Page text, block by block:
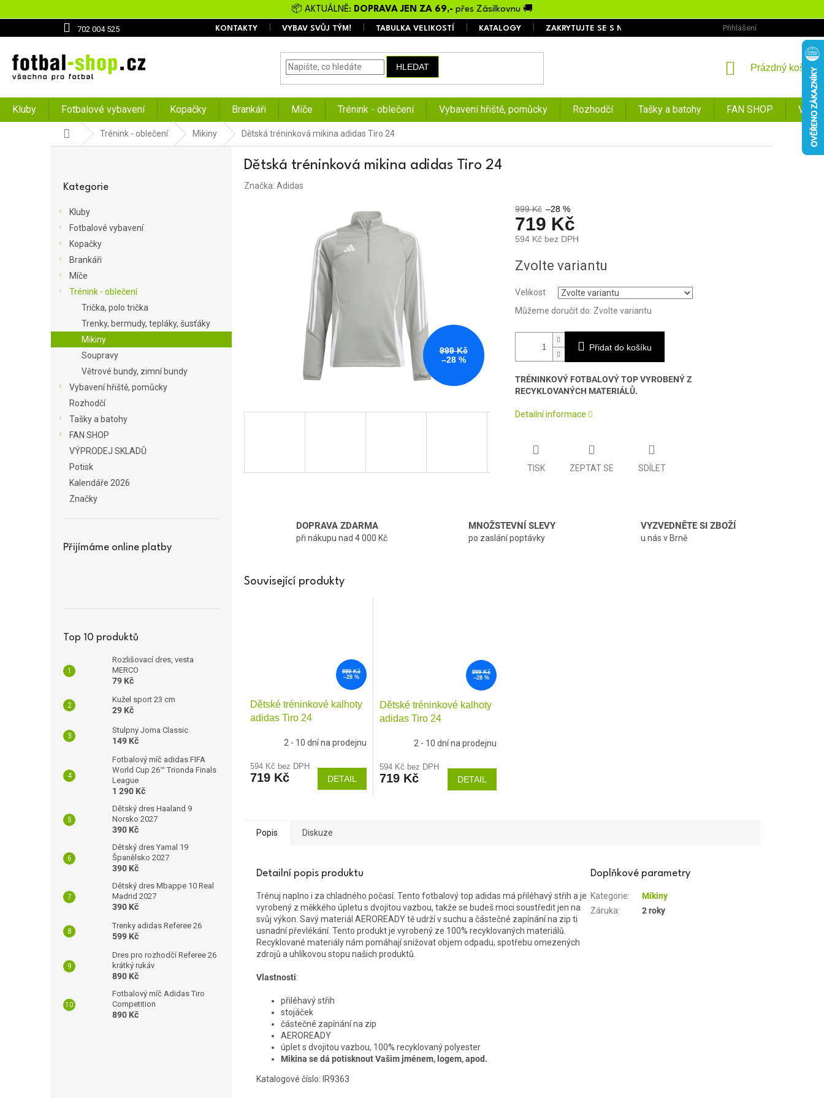
na
📦 AKTUÁLNĚ: DOPRAVA JEN ZA 69,- přes Zásilkovnu 🚚
702 004 525 KONTAKTY VYBAV SVŮJ TÝM! TABULKA VELIKOSTÍ KATALOGY ZAKRYTUJTE SE S NÁMI OBCHODNÍ PODMÍNKY
Přihlášení
HLEDAT
NÁKUPNÍ
Prázdný košík
Kluby Fotbalové vybavení Kopačky Brankáři Míče Trénink - oblečení Vybavení hřiště, pomůcky Rozhodčí Tašky a batohy FAN SHOP
Domů Trénink - oblečení Mikiny Dětská tréninková mikina adidas Tiro 24
kategorie
Kategorie
Kluby
Fotbalové vybavení
Kopačky
Brankáři
Míče
Trénink - oblečení
Trička, polo trička
Trenky, bermudy, tepláky, šusťáky
Mikiny
Soupravy
Větrové bundy, zimní bundy
Vybavení hřiště, pomůcky
Rozhodčí
Tašky a batohy
FAN SHOP
VÝPRODEJ SKLADŮ
Potisk
Kalendáře 2026
Značky
Přijímáme online platby
Top 10 produktů
Rozlišovací dres, vesta
MERCO
79 Kč
Kužel sport 23 cm
29 Kč
Stulpny Joma Classic
149 Kč
Fotbalový míč adidas FIFA
World Cup 26™ Trionda Finals
League
1 290 Kč
Dětský dres Haaland 9
Norsko 2027
390 Kč
Dětský dres Yamal 19
Španělsko 2027
390 Kč
Dětský dres Mbappe 10 Real
Madrid 2027
390 Kč
Trenky adidas Referee 26
599 Kč
Dres pro rozhodčí Referee 26
krátký rukáv
890 Kč
Fotbalový míč Adidas Tiro
Competition
890 Kč
Dětská tréninková mikina adidas Tiro 24
Značka: Adidas
999 Kč
–28 %
999 Kč –28 %
719 Kč
594 Kč bez DPH
cena:
Zvolte variantu
Velikost
Můžeme doručit do: Zvolte variantu
Přidat do košíku
TRÉNINKOVÝ FOTBALOVÝ TOP VYROBENÝ Z
RECYKLOVANÝCH MATERIÁLŮ.
Detailní informace
TISK ZEPTAT SE SDÍLET
DOPRAVA ZDARMA
při nákupu nad 4 000 Kč
MNOŽSTEVNÍ SLEVY
po zaslání poptávky
VYZVEDNĚTE SI ZBOŽÍ
u nás v Brně
Související produkty
999 Kč
–28 %
Dětské tréninkové kalhoty
adidas Tiro 24
2 - 10 dní na prodejnu
594 Kč bez DPH
719 Kč DETAIL
999 Kč
–28 %
Dětské tréninkové kalhoty
adidas Tiro 24
2 - 10 dní na prodejnu
594 Kč bez DPH
719 Kč DETAIL
Popis Diskuze
Detailní popis produktu
Trénuj naplno i za chladného počasí. Tento fotbalový top adidas má přiléhavý střih a je
vyrobený z měkkého úpletu s dvojitou vazbou, takže se budeš moci soustředit jen na
svůj výkon. Savý materiál AEROREADY tě udrží v suchu a částečné zapínání na zip ti
usnadní převlékání. Tento produkt je vyrobený ze 100% recyklovaných materiálů.
Recyklované materiály nám pomáhají snižovat objem odpadu, spotřebu omezených
zdrojů a uhlíkovou stopu našich produktů.
Vlastnosti:
přiléhavý střih
stojáček
částečné zapínání na zip
AEROREADY
úplet s dvojitou vazbou, 100% recyklovaný polyester
Mikina se dá potisknout Vašim jménem, logem, apod.
Katalogové číslo: IR9363
Doplňkové parametry
Kategorie:
Mikiny
Záruka: 2 roky